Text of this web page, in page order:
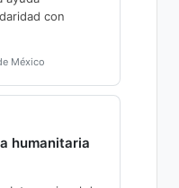
con
México
humanitaria